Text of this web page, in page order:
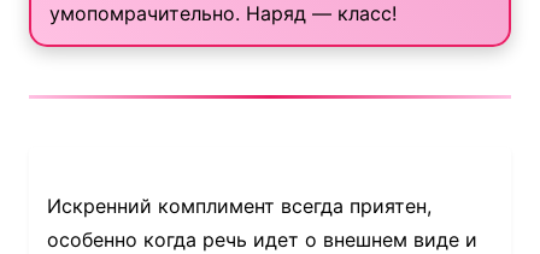
умопомрачительно. Наряд — класс!
Искренний комплимент всегда приятен,
особенно когда речь идет о внешнем виде и